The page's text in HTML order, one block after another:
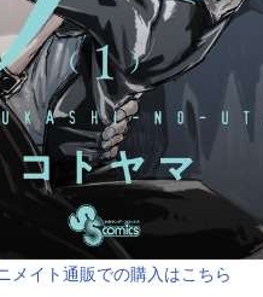
メイト通販での購入はこちら